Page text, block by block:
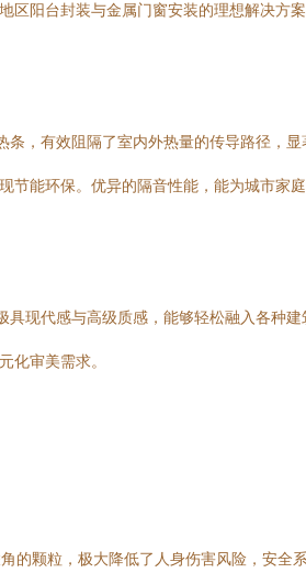
阳台封装与金属门窗安装的理想解决方案
，有效阻隔了室内外热量的传导路径，
能环保。优异的隔音性能，能为城市家
现代感与高级质感，能够轻松融入各种
化审美需求。
的颗粒，极大降低了人身伤害风险，安全系